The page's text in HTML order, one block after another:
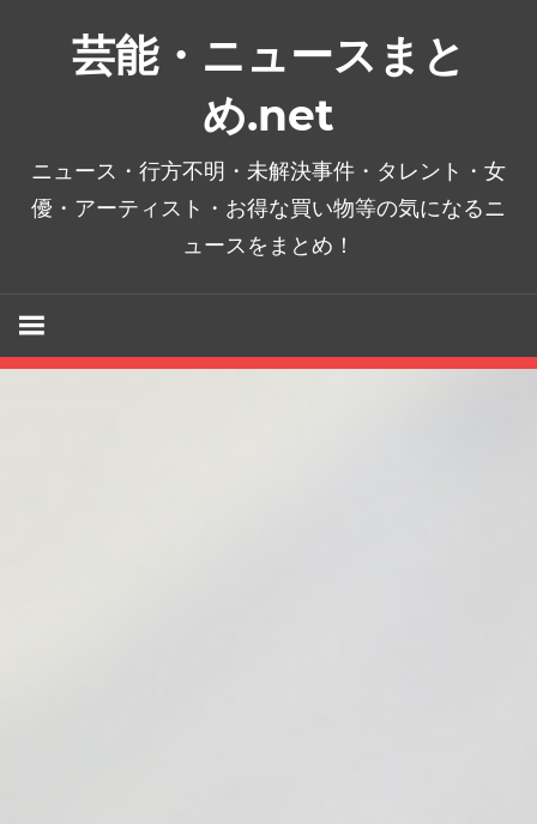
芸能・ニュースまと
め.net
ニュース・行方不明・未解決事件・タレント・女
優・アーティスト・お得な買い物等の気になるニ
ュースをまとめ！